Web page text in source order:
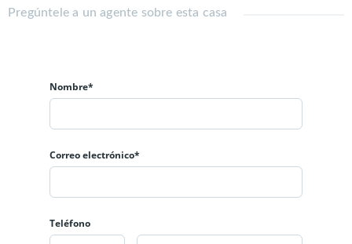
Pregúntele a un agente sobre esta casa
Nombre*
Correo electrónico*
Teléfono